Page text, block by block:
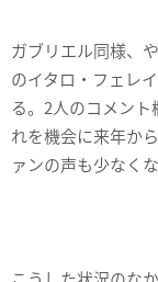
ガブリエル同様、
のイタロ・フェレ
る。2人のコメン
れを機会に来年か
ァンの声も少なくな